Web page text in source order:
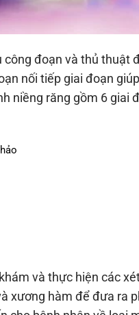
đoạn và thủ thuật
nối tiếp giai đoạn
niềng răng gồm 6 giai
và thực hiện các
xương hàm để đưa ra